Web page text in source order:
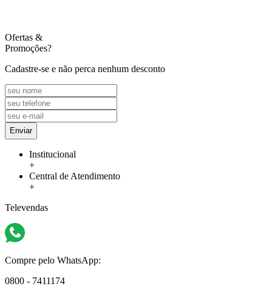
Ofertas &
Promoções?
Cadastre-se e não perca nenhum desconto
Enviar
Institucional
+
Central de Atendimento
+
Televendas
Compre pelo WhatsApp:
0800 - 7411174